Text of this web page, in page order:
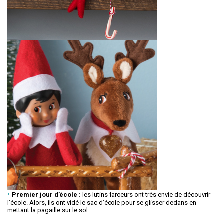
Premier jour d’école : les lutins farceurs ont très envie de découvrir
l’école. Alors, ils ont vidé le sac d’école pour se glisser dedans en
mettant la pagaille sur le sol.